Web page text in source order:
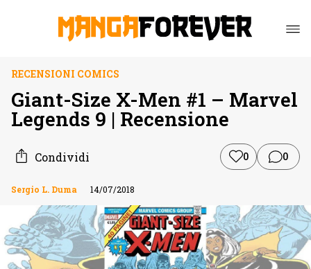
RECENSIONI COMICS
Giant-Size X-Men #1 – Marvel
Legends 9 | Recensione
Condividi 0 0
Sergio L. Duma 14/07/2018